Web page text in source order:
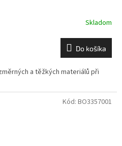
Skladom
Do košíka
a těžkých materiálů při
Kód: BO3357001